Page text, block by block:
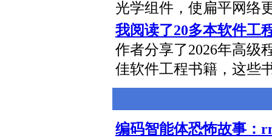
光学组件，使扁平网络
我阅读了20多本软件工
作者分享了2026年高级
佳软件工程书籍，这些
编码智能体恐怖故事：